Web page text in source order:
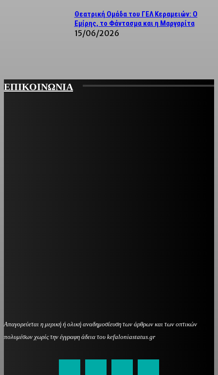
Θεατρική Ομάδα του ΓΕΛ Κεραμειών: Ο
Εμίρης, το Φάντασμα και η Μαργαρίτα
15/06/2026
ΕΠΙΚΟΙΝΩΝΙΑ
Απαγορεύεται η μερική ή ολική αναδημοσίευση των άρθρων και των οπτικών
πολυμέσων χωρίς την έγγραφη άδεια του kefaloniastatus.gr